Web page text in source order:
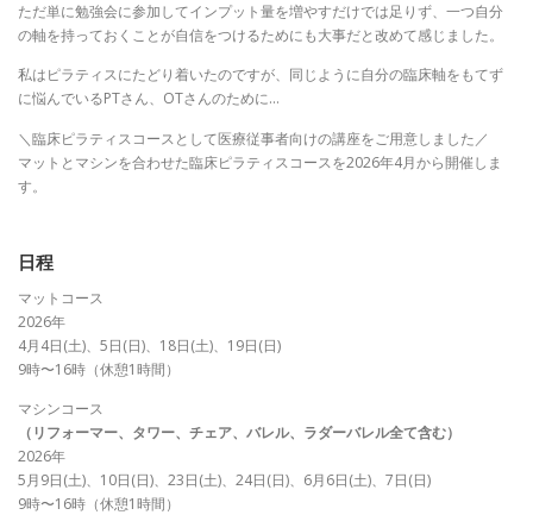
ただ単に勉強会に参加してインプット量を増やすだけでは足りず、一つ自分
の軸を持っておくことが自信をつけるためにも大事だと改めて感じました。
私はピラティスにたどり着いたのですが、同じように自分の臨床軸をもてず
に悩んでいるPTさん、OTさんのために…
＼臨床ピラティスコースとして医療従事者向けの講座をご用意しました／
マットとマシンを合わせた臨床ピラティスコースを2026年4月から開催しま
す。
日程
マットコース
2026年
4月4日(土)、5日(日)、18日(土)、19日(日)
9時〜16時（休憩1時間）
マシンコース
（リフォーマー、タワー、チェア、バレル、ラダーバレル全て含む）
2026年
5月9日(土)、10日(日)、23日(土)、24日(日)、6月6日(土)、7日(日)
9時〜16時（休憩1時間）